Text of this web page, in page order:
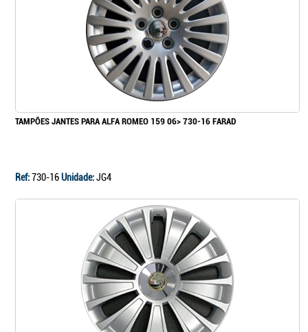
TAMPÕES JANTES PARA ALFA ROMEO 159 06> 730-16 FARAD
Ref:730-16Unidade:JG4